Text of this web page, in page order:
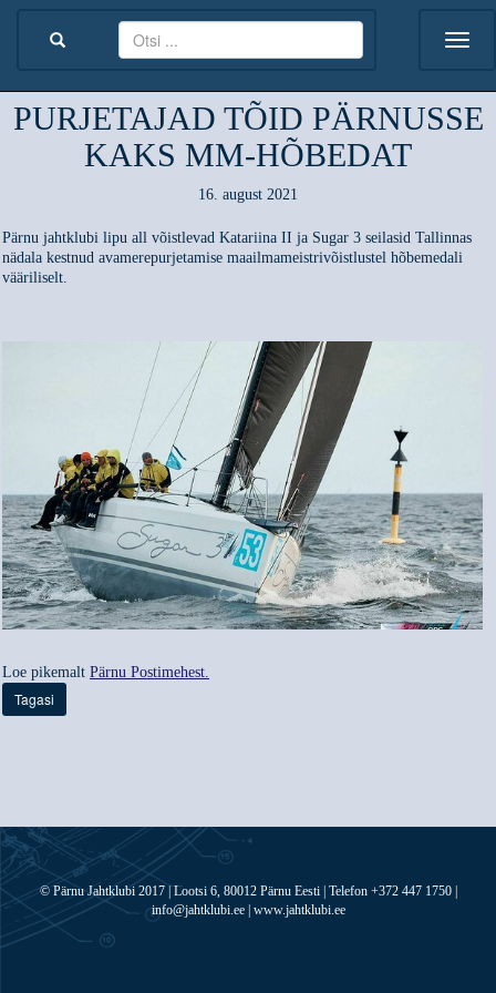
PURJETAJAD TÕID PÄRNUSSE
KAKS MM-HÕBEDAT
16. august 2021
Pärnu jahtklubi lipu all võistlevad Katariina II ja Sugar 3 seilasid Tallinnas
nädala kestnud avamerepurjetamise maailmameistrivõistlustel hõbemedali
vääriliselt.
Loe pikemalt Pärnu Postimehest.
Tagasi
© Pärnu Jahtklubi 2017 | Lootsi 6, 80012 Pärnu Eesti | Telefon +372 447 1750 |
info@jahtklubi.ee | www.jahtklubi.ee